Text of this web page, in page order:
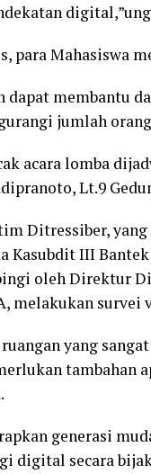
para Mahasiswa
dapat membantu
jumlah
acara lomba
Lt.9
Ditressiber,
Kasubdit III
oleh Direktur
melakukan survei
yang
tambahan
generasi
digital secara